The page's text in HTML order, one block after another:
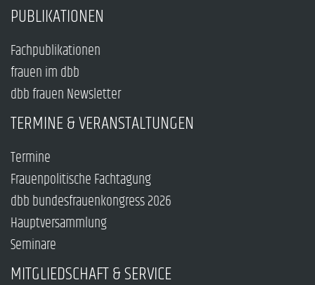
PUBLIKATIONEN
Fachpublikationen
frauen im dbb
dbb frauen Newsletter
TERMINE & VERANSTALTUNGEN
Termine
Frauenpolitische Fachtagung
dbb bundesfrauenkongress 2026
Hauptversammlung
Seminare
MITGLIEDSCHAFT & SERVICE